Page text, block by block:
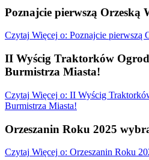
Poznajcie pierwszą Orzeską
Czytaj Więcej o: Poznajcie pierwszą
II Wyścig Traktorków
Burmistrza Miasta!
Czytaj Więcej o: II Wyścig
Burmistrza Miasta!
Orzeszanin Roku 2025
Czytaj Więcej o: Orzeszanin Roku